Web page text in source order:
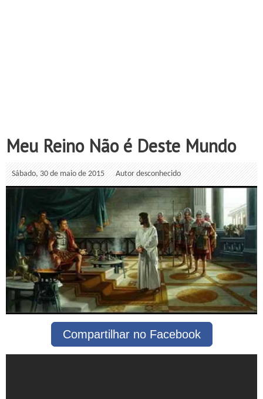
Meu Reino Não é Deste Mundo
Sábado, 30 de maio de 2015 Autor desconhecido
Compartilhar no Facebook